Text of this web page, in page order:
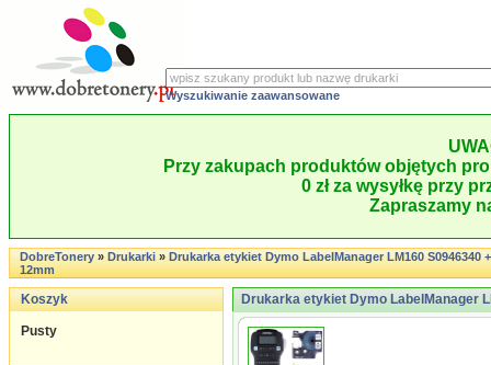
Wyszukiwanie zaawansowane
Przy zakupach produktów objętych
0 zł za wysyłkę przy
Zapraszamy
DobreTonery»Drukarki»Drukarka etykiet Dymo LabelManager LM160 S0946340
12mm
Koszyk
Pusty
Drukarka etykiet Dymo LabelManager